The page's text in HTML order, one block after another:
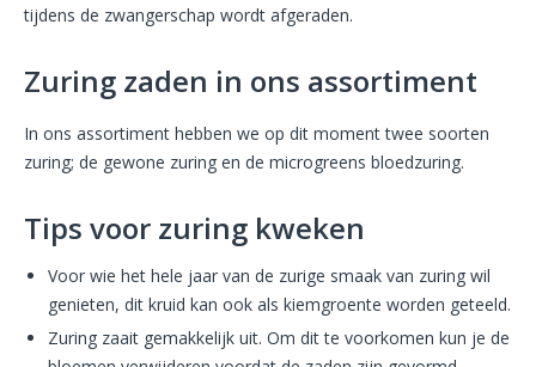
tijdens de zwangerschap wordt afgeraden.
Zuring zaden in ons assortiment
In ons assortiment hebben we op dit moment twee soorten
zuring; de gewone zuring en de microgreens bloedzuring.
Tips voor zuring kweken
Voor wie het hele jaar van de zurige smaak van zuring wil
genieten, dit kruid kan ook als kiemgroente worden geteeld.
Zuring zaait gemakkelijk uit. Om dit te voorkomen kun je de